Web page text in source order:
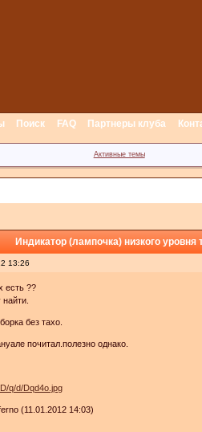
Поиск FAQ Партнеры клуба
Активные темы
Индикатор (лампочка) низкого уровня
13:26
есть ??
без тахо.
почитал.полезно однако.
(11.01.2012 14:03)